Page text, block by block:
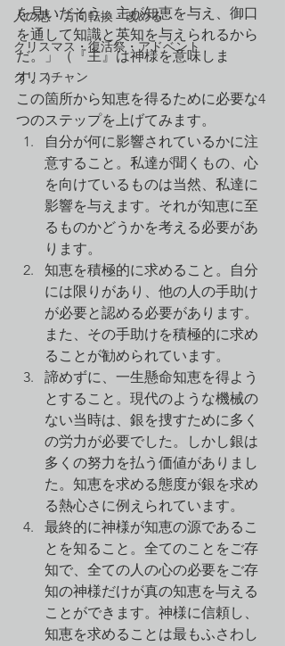
人の悪・方向転換・改める
クリスマス・復活祭・アドベント
クリスチャン
を見いだそう。主が知恵を与え、御口
を通して知識と英知を与えられるから
だ。」（『主』は神様を意味しま
す。）
この箇所から知恵を得るために必要な4
つのステップを上げてみます。
自分が何に影響されているかに注
意すること。私達が聞くもの、心
を向けているものは当然、私達に
影響を与えます。それが知恵に至
るものかどうかを考える必要があ
ります。
知恵を積極的に求めること。自分
には限りがあり、他の人の手助け
が必要と認める必要があります。
また、その手助けを積極的に求め
ることが勧められています。
諦めずに、一生懸命知恵を得よう
とすること。現代のような機械の
ない当時は、銀を捜すために多く
の労力が必要でした。しかし銀は
多くの努力を払う価値がありまし
た。知恵を求める態度が銀を求め
る熱心さに例えられています。
最終的に神様が知恵の源であるこ
とを知ること。全てのことをご存
知で、全ての人の心の必要をご存
知の神様だけが真の知恵を与える
ことができます。神様に信頼し、
知恵を求めることは最もふさわし